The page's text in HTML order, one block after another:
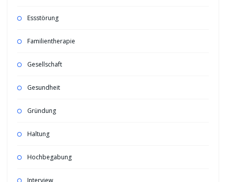
Essstörung
Familientherapie
Gesellschaft
Gesundheit
Gründung
Haltung
Hochbegabung
Interview